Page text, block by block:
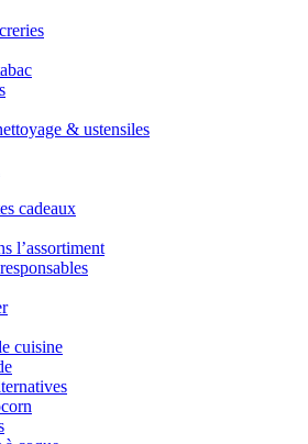
& ustensiles
cadeaux
l’assortiment
cuisine